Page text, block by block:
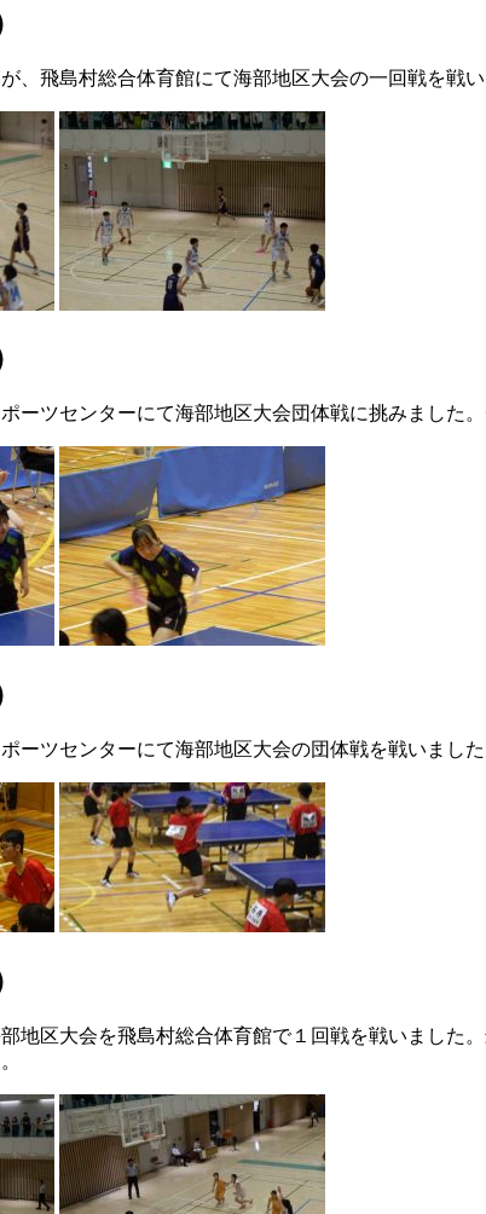
、飛島村総合体育館にて海部地区大会の一回戦を戦
ーツセンターにて海部地区大会団体戦に挑みました
ーツセンターにて海部地区大会の団体戦を戦いまし
地区大会を飛島村総合体育館で１回戦を戦いました